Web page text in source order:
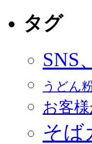
タグ
SNS
うどん
お客
そば